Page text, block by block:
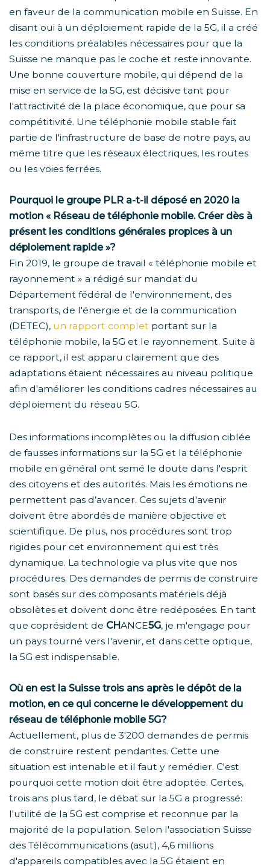
en faveur de la communication mobile en Suisse. En
disant oui à un déploiement rapide de la 5G, il a créé
les conditions préalables nécessaires pour que la
Suisse ne manque pas le coche et reste innovante.
Une bonne couverture mobile, qui dépend de la
mise en service de la 5G, est décisive tant pour
l'attractivité de la place économique, que pour sa
compétitivité. Une téléphonie mobile stable fait
partie de l'infrastructure de base de notre pays, au
même titre que les réseaux électriques, les routes
ou les voies ferrées.
Pourquoi le groupe PLR a-t-il déposé en 2020 la
motion « Réseau de téléphonie mobile. Créer dès à
présent les conditions générales propices à un
déploiement rapide »?
Fin 2019, le groupe de travail « téléphonie mobile et
rayonnement » a rédigé sur mandat du
Département fédéral de l'environnement, des
transports, de l'énergie et de la communication
(DETEC), un rapport complet portant sur la
téléphonie mobile, la 5G et le rayonnement. Suite à
ce rapport, il est apparu clairement que des
adaptations étaient nécessaires au niveau politique
afin d'améliorer les conditions cadres nécessaires au
déploiement du réseau 5G.
Des informations incomplètes ou la diffusion ciblée
de fausses informations sur la 5G et la téléphonie
mobile en général ont semé le doute dans l'esprit
des citoyens et des autorités. Mais les émotions ne
permettent pas d’avancer. Ces sujets d'avenir
doivent être abordés de manière objective et
scientifique. De plus, nos procédures sont trop
rigides pour cet environnement qui est très
dynamique. La technologie va plus vite que nos
procédures. Des demandes de permis de construire
sont basés sur des composants matériels déjà
obsolètes et doivent donc être redéposées. En tant
que coprésident de CHANCE5G, je m'engage pour
un pays tourné vers l'avenir, et dans cette optique,
la 5G est indispensable.
Où en est la Suisse trois ans après le dépôt de la
motion, en ce qui concerne le développement du
réseau de téléphonie mobile 5G?
Actuellement, plus de 3'200 demandes de permis
de construire restent pendantes. Cette une
situation est intenable et il faut y remédier. C'est
pourquoi cette motion doit être adoptée. Certes,
trois ans plus tard, le débat sur la 5G a progressé:
l'utilité de la 5G est comprise et reconnue par la
majorité de la population. Selon l'association Suisse
des Télécommunications (asut), 4,6 millions
d'appareils compatibles avec la 5G étaient en